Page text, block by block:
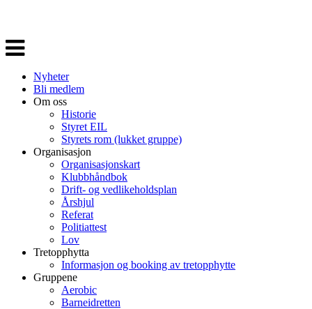
Veksle
navigasjon
Nyheter
Bli medlem
Om oss
Historie
Styret EIL
Styrets rom (lukket gruppe)
Organisasjon
Organisasjonskart
Klubbhåndbok
Drift- og vedlikeholdsplan
Årshjul
Referat
Politiattest
Lov
Tretopphytta
Informasjon og booking av tretopphytte
Gruppene
Aerobic
Barneidretten